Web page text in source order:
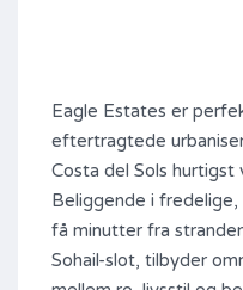
Eagle Estates er
eftertragtede
Costa del Sols hurtigst
Beliggende i
få minutter fra
Sohail-slot, tilbyder